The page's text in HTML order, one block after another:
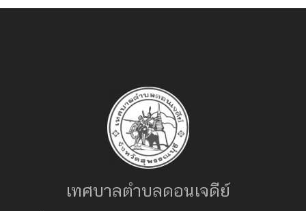
เทศบาลตำบลดอนเจดีย์